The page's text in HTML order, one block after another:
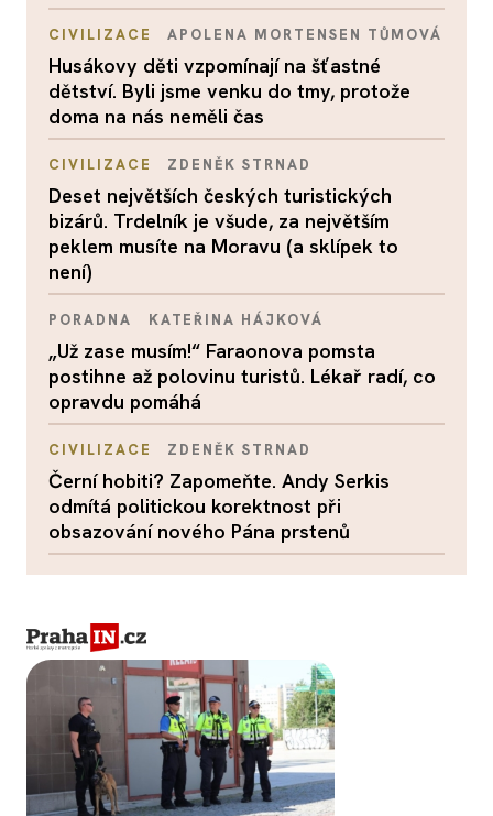
CIVILIZACE APOLENA MORTENSEN TŮMOVÁ
Husákovy děti vzpomínají na šťastné
dětství. Byli jsme venku do tmy, protože
doma na nás neměli čas
CIVILIZACE ZDENĚK STRNAD
Deset největších českých turistických
bizárů. Trdelník je všude, za největším
peklem musíte na Moravu (a sklípek to
není)
PORADNA KATEŘINA HÁJKOVÁ
„Už zase musím!“ Faraonova pomsta
postihne až polovinu turistů. Lékař radí, co
opravdu pomáhá
CIVILIZACE ZDENĚK STRNAD
Černí hobiti? Zapomeňte. Andy Serkis
odmítá politickou korektnost při
obsazování nového Pána prstenů